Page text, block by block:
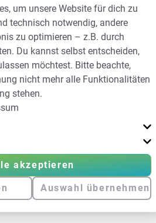
um unsere Website für dich zu
technisch notwendig, andere
zu optimieren – z.B. durch
Du kannst selbst entscheiden,
möchtest. Bitte beachte,
nicht mehr alle Funktionalitäten
stehen.
akzeptieren
Auswahl übernehmen
mehr über Vereinsticket